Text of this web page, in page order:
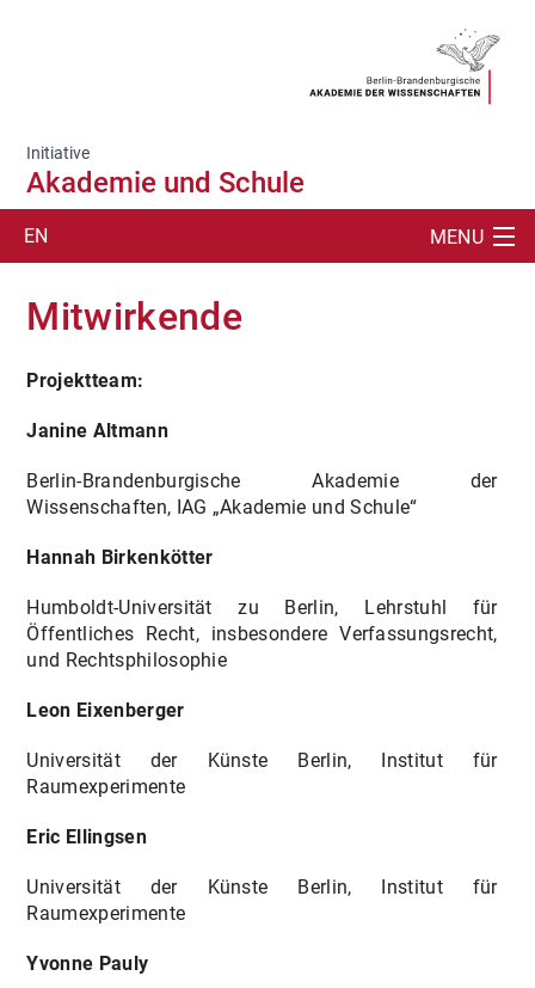
Initiative
Akademie und Schule
MENU
EN
VORLESUNGEN
Mitwirkende
Projektteam:
Janine Altmann
Berlin-Brandenburgische Akademie der
Wissenschaften, IAG „Akademie und Schule“
Hannah Birkenkötter
Humboldt-Universität zu Berlin, Lehrstuhl für
Öffentliches Recht, insbesondere Verfassungsrecht,
und Rechtsphilosophie
Leon Eixenberger
Universität der Künste Berlin, Institut für
Raumexperimente
Eric Ellingsen
Universität der Künste Berlin, Institut für
Raumexperimente
Yvonne Pauly